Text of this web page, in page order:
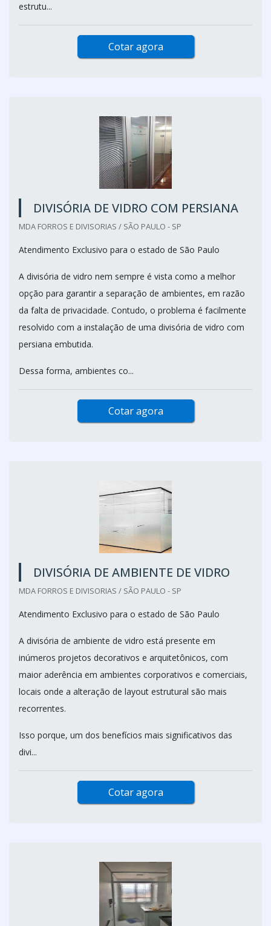
estrutu...
Cotar agora
DIVISÓRIA DE VIDRO COM PERSIANA
MDA FORROS E DIVISORIAS / SÃO PAULO - SP
Atendimento Exclusivo para o estado de São Paulo
A divisória de vidro nem sempre é vista como a melhor
opção para garantir a separação de ambientes, em razão
da falta de privacidade. Contudo, o problema é facilmente
resolvido com a instalação de uma divisória de vidro com
persiana embutida.
Dessa forma, ambientes co...
Cotar agora
DIVISÓRIA DE AMBIENTE DE VIDRO
MDA FORROS E DIVISORIAS / SÃO PAULO - SP
Atendimento Exclusivo para o estado de São Paulo
A divisória de ambiente de vidro está presente em
inúmeros projetos decorativos e arquitetônicos, com
maior aderência em ambientes corporativos e comerciais,
locais onde a alteração de layout estrutural são mais
recorrentes.
Isso porque, um dos benefícios mais significativos das
divi...
Cotar agora